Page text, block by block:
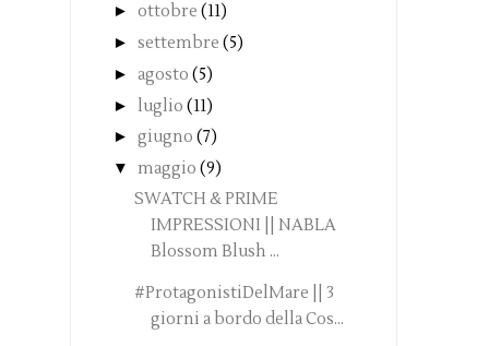
► ottobre (11)
► settembre (5)
► agosto (5)
► luglio (11)
► giugno (7)
▼ maggio (9)
SWATCH & PRIME
IMPRESSIONI || NABLA
Blossom Blush ...
#ProtagonistiDelMare || 3
giorni a bordo della Cos...